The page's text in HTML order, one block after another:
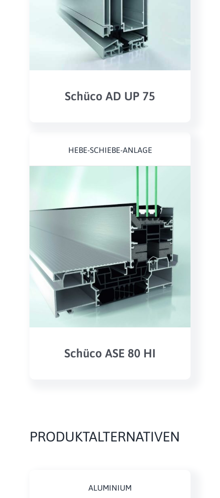
Schüco AD UP 75
HEBE-SCHIEBE-ANLAGE
Schüco ASE 80 HI
PRODUKTALTERNATIVEN
ALUMINIUM